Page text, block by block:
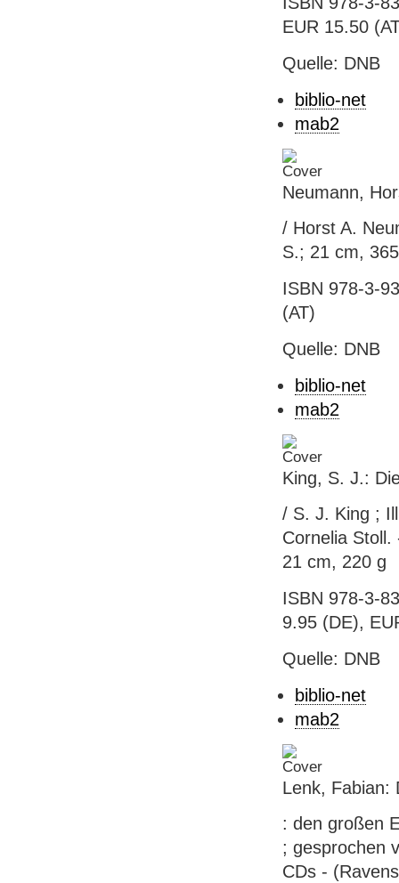
EUR 15.50
Quelle: DNB
biblio-net
mab2
Neumann,
/ Horst A.
S.; 21 cm,
ISBN 978-3-
(AT)
Quelle: DNB
biblio-net
mab2
King, S. J.:
/ S. J. King ;
Cornelia
21 cm, 220 g
ISBN 978-3-
9.95 (DE),
Quelle: DNB
biblio-net
mab2
Lenk, Fabian:
: den großen
; gesprochen
CDs -